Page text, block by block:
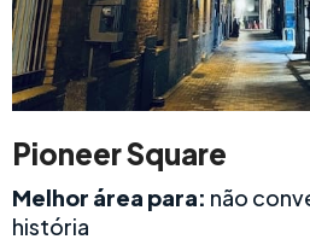
Pioneer Square
Melhor área para: não
história